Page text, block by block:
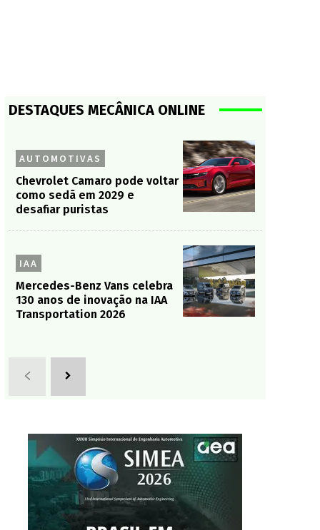
DESTAQUES MECÂNICA ONLINE
AUTOMOTIVAS
Chevrolet Camaro pode voltar
como sedã em 2029 e
desafiar puristas
IAA
Mercedes-Benz Vans celebra
130 anos de inovação na IAA
Transportation 2026